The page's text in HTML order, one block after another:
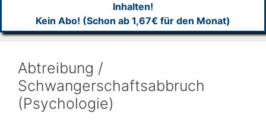
Inhalten!
Kein Abo! (Schon ab 1,67€ für den Monat)
Abtreibung /
Schwangerschaftsabbruch
(Psychologie)